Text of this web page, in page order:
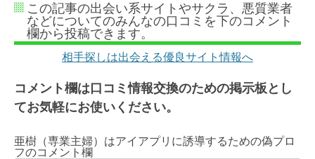
この記事の出会い系サイトやサクラ、悪質業者
などについてのみんなの口コミを下のコメント
欄から投稿できます。
相手探しは出会える優良サイト情報へ
コメント欄は口コミ情報交換のための掲示板とし
てお気軽にお使いください。
亜樹（専業主婦）はアイアプリに誘導するための偽プロ
フのコメント欄